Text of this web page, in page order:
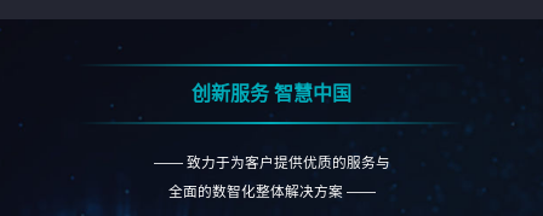
创新服务 智慧中国
—— 致力于为客户提供优质的服务与
全面的数智化整体解决方案 ——